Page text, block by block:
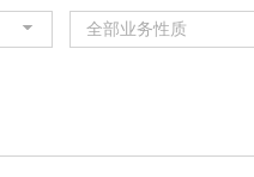
全部业务性质